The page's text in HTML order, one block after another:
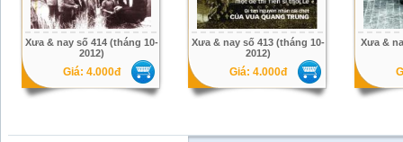
Xưa & nay số 414 (tháng 10-
2012)
Giá: 4.000đ
Xưa & nay số 413 (tháng 10-
2012)
Giá: 4.000đ
Xưa &